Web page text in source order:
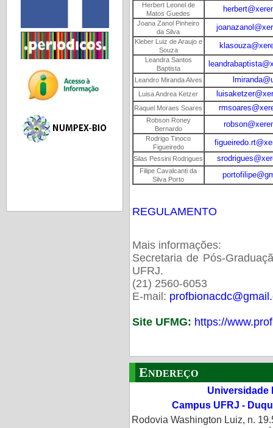
Herbert Leonel de
Matos Guedes
Joana Zanol Pinheiro
da Silva
Kleber Luiz de Araujo e
Souza
Leandra Santos
Baptista
Leandro Miranda Alves
Luisa Andrea Ketzer
Raquel Moraes Soares
Robson Roney
Bernardo
Rodrigo Tinoco
Figueiredo
Silas Pessini Rodrigues
Filipe Cavalcanti da
Silva Porto
REGULAMENTO
Mais informações:
Secretaria de Pós-
UFRJ.
(21) 2560-6053
E-mail:
Site UFMG: https://
Endereço
Universidade
Campus UFRJ -
Rodovia Washington Luiz, n.